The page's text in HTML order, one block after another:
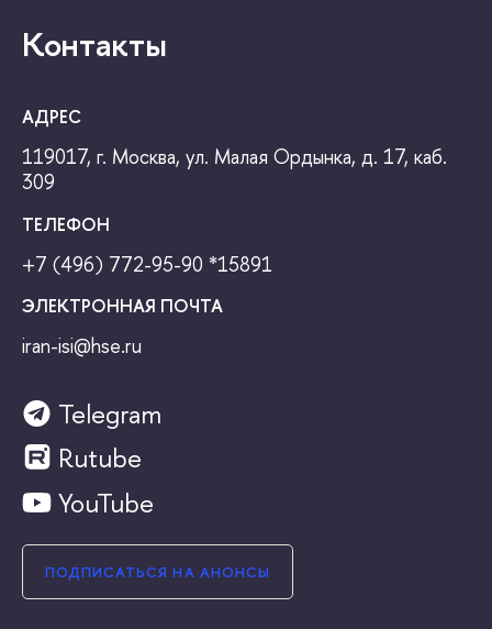
Контакты
АДРЕС
119017, г. Москва, ул. Малая Ордынка, д. 17, каб.
309
ТЕЛЕФОН
+7 (496) 772-95-90 *15891
ЭЛЕКТРОННАЯ ПОЧТА
iran-isi@hse.ru
Telegram
Rutube
YouTube
ПОДПИСАТЬСЯ НА АНОНСЫ